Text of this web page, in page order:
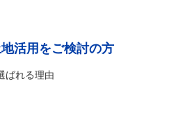
活用をご検討の方
ばれる理由